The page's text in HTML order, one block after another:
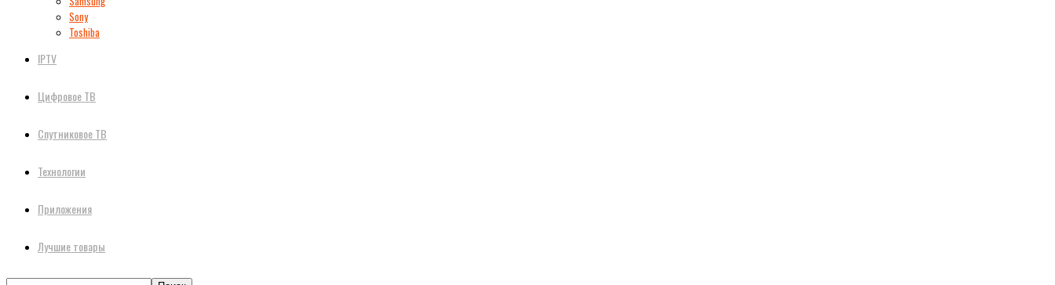
Sony
Toshiba
IPTV
Цифровое ТВ
Спутниковое ТВ
Технологии
Приложения
Лучшие товары